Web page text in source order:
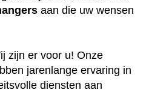
aan die uw wensen
zijn er voor u! Onze
jarenlange ervaring in
diensten aan